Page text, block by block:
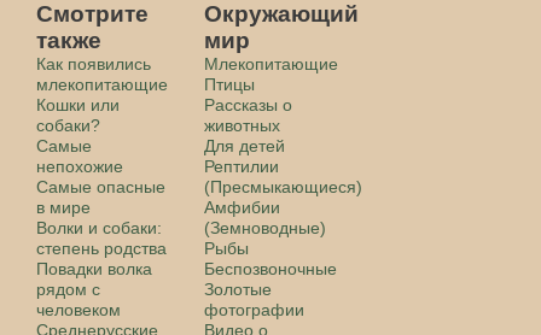
Смотрите
также
Как появились
млекопитающие
Кошки или
собаки?
Самые
непохожие
Самые опасные
в мире
Волки и собаки:
степень родства
Повадки волка
рядом с
человеком
Среднерусские
Окружающий
мир
Млекопитающие
Птицы
Рассказы о
животных
Для детей
Рептилии
(Пресмыкающиеся)
Амфибии
(Земноводные)
Рыбы
Беспозвоночные
Золотые
фотографии
Видео о